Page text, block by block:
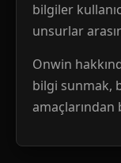
bilgiler
unsurlar
Onwin
bilgi sunmak,
amaçlarından